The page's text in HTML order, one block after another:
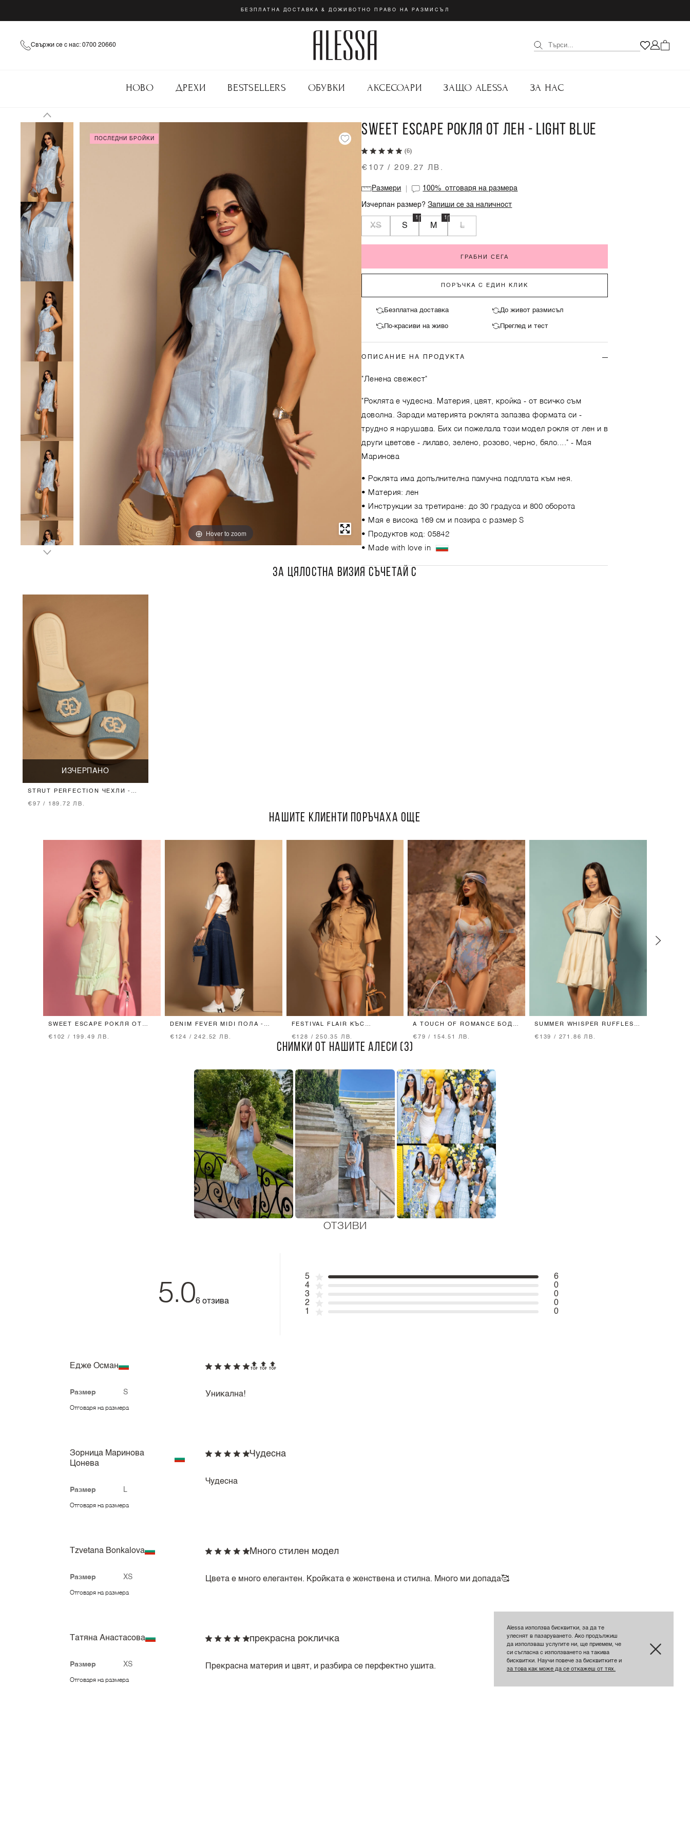
БЕЗПЛАТНА ДОСТАВКА & ДОЖИВОТНО ПРАВО НА РАЗМИСЪЛ
Свържи се с нас: 0700 20660
НОВО ДРЕХИ BESTSELLERS ОБУВКИ АКСЕСОАРИ ЗАЩО ALESSA ЗА НАС
ПОСЛЕДНИ БРОЙКИ
Hover to zoom
SWEET ESCAPE РОКЛЯ ОТ ЛЕН - LIGHT BLUE
(6)
€107 / 209.27 ЛВ.
Размери 100%отговаря на размера
Изчерпан размер?Запиши се за наличност
XS S
1
M
1
L
ГРАБНИ СЕГА
ПОРЪЧКА С ЕДИН КЛИК
Безплатна доставка До живот размисъл
По-красиви на живо Преглед и тест
ОПИСАНИЕ НА ПРОДУКТА
"Ленена свежест"
"Роклята е чудесна. Материя, цвят, кройка - от всичко съм
доволна. Заради материята роклята запазва формата си -
трудно я нарушава. Бих си пожелала този модел рокля от лен и в
други цветове - лилаво, зелено, розово, черно, бяло...." - Мая
Маринова
• Роклята има допълнителна памучна подплата към нея.
• Материя: лен
• Инструкции за третиране: до 30 градуса и 800 оборота
• Мая е висока 169 см и позира с размер S
• Продуктов код: 05842
• Made with love in
ЗА ЦЯЛОСТНА ВИЗИЯ СЪЧЕТАЙ С
ИЗЧЕРПАНО
STRUT PERFECTION ЧЕХЛИ -
€97 / 189.72 ЛВ.
НАШИТЕ КЛИЕНТИ ПОРЪЧАХА ОЩЕ
SWEET ESCAPE РОКЛЯ ОТ
€102 / 199.49 ЛВ.
DENIM FEVER MIDI ПОЛА -
€124 / 242.52 ЛВ.
FESTIVAL FLAIR КЪС
€128 / 250.35 ЛВ.
A TOUCH OF ROMANCE БОДИ
€79 / 154.51 ЛВ.
SUMMER WHISPER RUFFLES
€139 / 271.86 ЛВ.
СНИМКИ ОТ НАШИТЕ АЛЕСИ (3)
ОТЗИВИ
5.06 отзива
5
6
4
0
3
0
2
0
1
0
Едже Осман
Размер S
Отговаря на размера
🔝🔝🔝
Уникална!
Зорница Маринова
Цонева
Размер L
Отговаря на размера
Чудесна
Чудесна
Tzvetana Bonkalova
Размер XS
Отговаря на размера
Много стилен модел
Цвета е много елегантен. Кройката е женствена и стилна. Много ми допада🥰
Татяна Анастасова
Размер XS
Отговаря на размера
прекрасна рокличка
Прекрасна материя и цвят, и разбира се перфектно ушита.
Alessa използва бисквитки, за да те
улеснят в пазаруването. Ако продължиш
да използваш услугите ни, ще приемем, че
си съгласна с използването на такива
бисквитки. Научи повече за бисквитките и
за това как може да се откажеш от тях.